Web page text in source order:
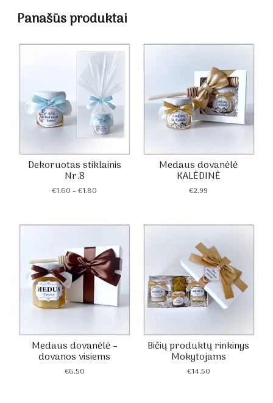
Panašūs produktai
Dekoruotas stiklainis
Nr.8
€1.60 –€1.80
through
Medaus dovanėlė
KALĖDINĖ
€2.99
Medaus dovanėlė –
dovanos visiems
€6.50
Bičių produktų rinkinys
Mokytojams
€14.50